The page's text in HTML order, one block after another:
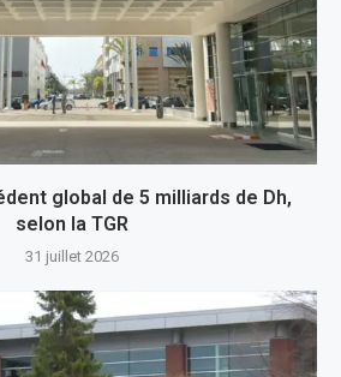
global de 5 milliards de Dh,
selon la TGR
31 juillet 2026